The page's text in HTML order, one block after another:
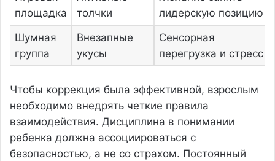
площадка
толчки
лидерскую позицию
Шумная
группа
Внезапные
укусы
Сенсорная
перегрузка и стресс
Чтобы коррекция была эффективной, взрослым
необходимо внедрять четкие правила
взаимодействия. Дисциплина в понимании
ребенка должна ассоциироваться с
безопасностью, а не со страхом. Постоянный